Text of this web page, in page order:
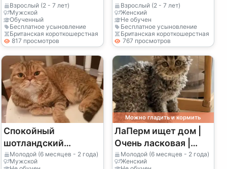
короткошерстной
породы ищет новый
дом
Взрослый (2 - 7 лет)
Мужской
Обученный
Бесплатное усыновление
Британская короткошерстная
817 просмотров
привыкшая к тихой
квартире
Взрослый (2 - 7 лет)
Женский
Не обучен
Бесплатное усыновление
Британская короткошерстная
767 просмотров
Спокойный
шотландский
вислоухий кот
Молодой (6 месяцев - 2 года)
Мужской
Можно гладить и кормить
ЛаПерм ищет дом |
Очень ласковая |
Нужна стабильность
Молодой (6 месяцев - 2 года)
Женский